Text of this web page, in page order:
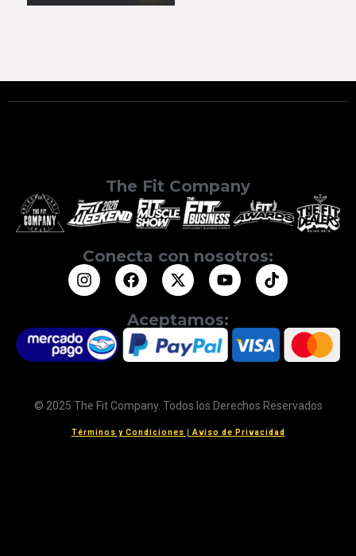
The Fit Company
Conecta con nosotros:
Aceptamos:
© 2025 The Fit Company. Todos los Derechos Reservados
Términos y Condiciones |Aviso de Privacidad